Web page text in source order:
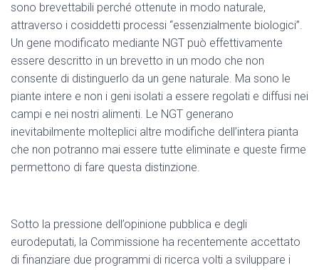
sono brevettabili perché ottenute in modo naturale,
attraverso i cosiddetti processi “essenzialmente biologici”.
Un gene modificato mediante NGT può effettivamente
essere descritto in un brevetto in un modo che non
consente di distinguerlo da un gene naturale. Ma sono le
piante intere e non i geni isolati a essere regolati e diffusi nei
campi e nei nostri alimenti. Le NGT generano
inevitabilmente molteplici altre modifiche dell’intera pianta
che non potranno mai essere tutte eliminate e queste firme
permettono di fare questa distinzione.
Sotto la pressione dell’opinione pubblica e degli
eurodeputati, la Commissione ha recentemente accettato
di finanziare due programmi di ricerca volti a sviluppare i